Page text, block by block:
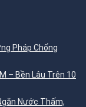
Pháp Chống
– Bền Lâu Trên 10
Nước Thấm,